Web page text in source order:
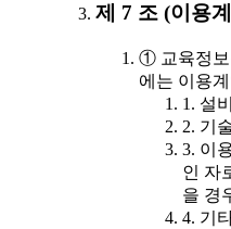
제 7 조 (이용
① 교육정보
에는 이용
1. 설
2. 기
3. 이
인 자
을 경
4. 기